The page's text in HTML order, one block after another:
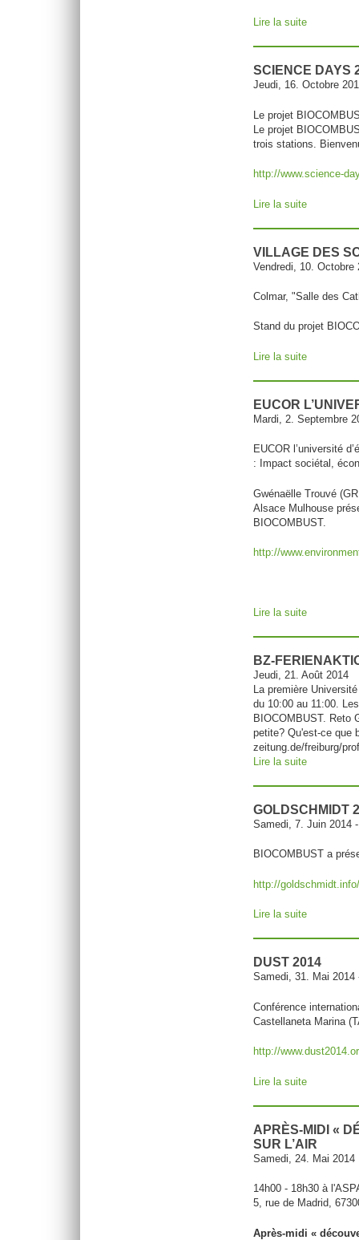
Lire la suite
SCIENCE DAYS
Jeudi, 16. Octobre
Le projet
Le projet
trois stations.
http://www.science-
Lire la suite
VILLAGE DES
Vendredi, 10. Octobre
Colmar, "Salle des
Stand du projet
Lire la suite
EUCOR
Mardi, 2. Septembre
EUCOR l’université
: Impact sociétal,
Gwénaëlle Trouvé
Alsace Mulhouse
BIOCOMBUST.
http://
Lire la suite
BZ-
Jeudi, 21. Août 2014
La première
du 10:00 au 11:00.
BIOCOMBUST. Reto
petite? Qu'est-ce que
zeitung.de/freiburg/
Lire la suite
GOLDSCHMIDT
Samedi, 7. Juin 2014
BIOCOMBUST a
http://
Lire la suite
DUST 2014
Samedi, 31. Mai 2014
Conférence
Castellaneta Marina
http://
Lire la suite
APRÈS-MIDI «
SUR L’AIR
Samedi, 24. Mai 2014
14h00 - 18h30 à
5, rue de Madrid,
Après-midi «